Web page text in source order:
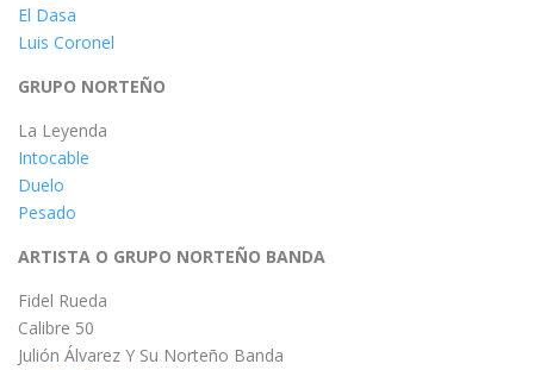
El Dasa
Luis Coronel
GRUPO NORTEÑO
La Leyenda
Intocable
Duelo
Pesado
ARTISTA O GRUPO NORTEÑO BANDA
Fidel Rueda
Calibre 50
Julión Álvarez Y Su Norteño Banda